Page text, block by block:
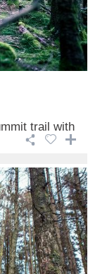
trail with